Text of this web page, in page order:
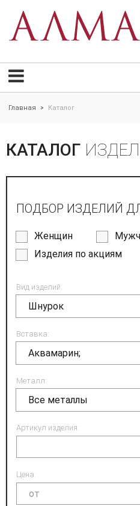
Главная > Каталог
КАТАЛОГ
ПОДБОР ИЗДЕЛИЙ
Женщин
Изделия по акциям
Вид изделий:
Шнурок
Вставка:
Аквамарин;
Металл:
Все металлы
Артикул изделия:
Цена: